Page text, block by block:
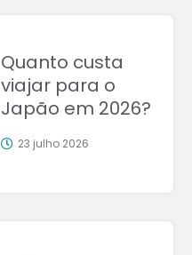
Quanto custa
viajar para o
Japão em 2026?
23 julho 2026